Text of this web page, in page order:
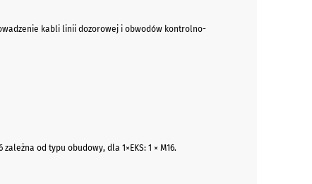
kabli linii dozorowej i obwodów kontrolno-
od typu obudowy, dla 1×EKS: 1 × M16.